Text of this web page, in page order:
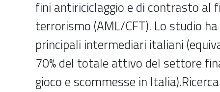
fini antiriciclaggio e di contrasto al
terrorismo (AML/CFT). Lo studio
principali intermediari italiani
70% del totale attivo del settore
gioco e scommesse in